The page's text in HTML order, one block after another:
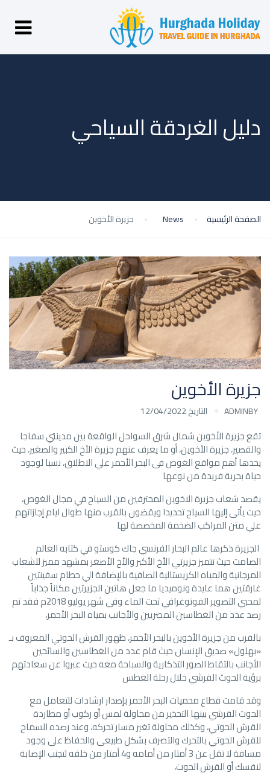
دليل الغردقة السياحي
الصفحة الرئيسية News جزيرة الأخوين
جزيرة الأخوين
BY
ADMIN التاريخ 12/04/2022
تقع جزيرة الأخوين شمال شرق السواحل الواقعة بين مدينتي سفاجا
والقصير، جزيرة الأخوين، أو ما يعرف عنهم جزيرة الأخ الكبير والصغير، حيث
يحدها أهم مواقع الغوص فى البحر الأحمر علي الاطلاق، نسبا لوجود
حياة بحرية فريدة من نوعها
يقصد شعاب جزيرة الاخوين المحترفين من السياح في مجال الغوص،
حيث يأتى إليها السياح تحديدا ويقضون بالقرب منها طوال ايام إجازاتهم
علي متن المراكب الضخمة المخصصة لها
الجزيرة ذكرها عالم البحار الفرنسي جاك كوستو في كتابه العالم
الصامت حيث تتميز جزيرتي الأخ الأكبر والأخ الأصغر بمشهد مميز للشعاب
المرجانية والمياه الكريستالية الصافية بالإضافة الي حطام سفينتين
غارقتين هما عايدة ونوميديا ما جعل هاتين الجزيرتين مكاناً جذاباً
لمحبي التصوير الفوتوغرافي تحت الماء وفى شهر يوليو 2018م فقد تم
رصد عدد من الغطاسين المصريين والأجانب بمياه البحر الأحمر،
بالقرب من جزيرة الأخوين بالبحر الأحمر، ظهور القرش الحوتي المعروف بـ
«بهلول» صديق الإنسان حيث قام عدد من الغطاسين والسائحين
الأجانب بالتقاط الصور التذكارية والسباحة معه حيث عبروا عن سعادتهم
برؤية الحوث القرشي خلال رحلة الغطس
وقد قامت قطاع محميات البحر الأحمر بإصدار ارشادات للتعامل مع
الحوت القرشي بينها التحذير من محاولة لمس أو ركوب أو مطاردة
القرش الحوتي، وكذلك محاولة تغير مسار تحركه، وعند رصده السماح
للقرش الحوتي بالتحرك والتصرف بشكل طبيعى والحفاظ على وجود
مسافة لا تقل عن 3 أمتار من أمامه و4 أمتار من خلفه لتجنب الإصابة
لنفسك أو القرش الحوت،